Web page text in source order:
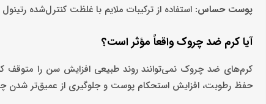
پوست حساس: استفاده از ترکیبات ملایم با غلظت کنترل‌شده
آیا کرم ضد چروک واقعاً مؤثر است؟
کرم‌های ضد چروک نمی‌توانند روند طبیعی افزایش سن را متوقف
حفظ رطوبت، افزایش استحکام پوست و جلوگیری از عمیق‌تر شدن